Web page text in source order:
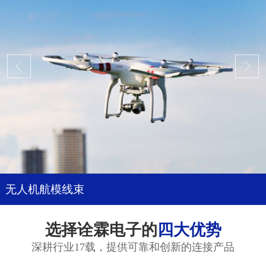
无人机航模线束
选择诠霖电子的 四大优势
深耕行业17载，提供可靠和创新的连接产品